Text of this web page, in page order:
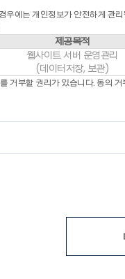
“회사”는 “회원”에게 전문
“회사”는 다음 각 호의 1에
우
이용신청에 대하여는 이를
의 승낙을 하지 아니하거나
여 언제든지 본인의 개인정
사항이 변경되었을 경우 온라
지 않아 발생한 불이익에 대하
에는 개인정보가 안전하게 관
제공목적
웹사이트 서버 운영관리
(데이터저장, 보관)
거부할 권리가 있습니다. 동의